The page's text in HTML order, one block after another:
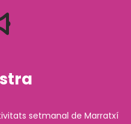
setmanal de Marratxí